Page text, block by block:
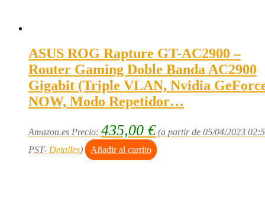
ASUS ROG Rapture GT-AC2900 –
Router Gaming Doble Banda AC2900
Gigabit (Triple VLAN, Nvidia
NOW, Modo Repetidor…
Amazon.es Precio: 435,00 € (a partir de 05/04/2023
PST- Detalles) Añadir al carrito